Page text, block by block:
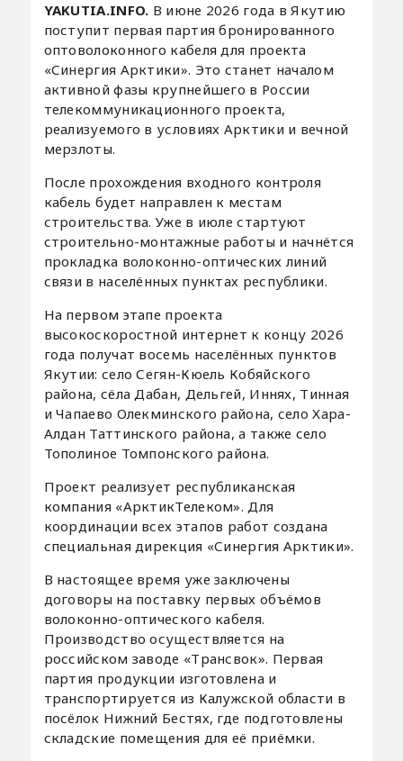
YAKUTIA.INFO. В июне 2026 года в Якутию
поступит первая партия бронированного
оптоволоконного кабеля для проекта
«Синергия Арктики». Это станет началом
активной фазы крупнейшего в России
телекоммуникационного проекта,
реализуемого в условиях Арктики и вечной
мерзлоты.
После прохождения входного контроля
кабель будет направлен к местам
строительства. Уже в июле стартуют
строительно-монтажные работы и начнётся
прокладка волоконно-оптических линий
связи в населённых пунктах республики.
На первом этапе проекта
высокоскоростной интернет к концу 2026
года получат восемь населённых пунктов
Якутии: село Сегян-Кюель Кобяйского
района, сёла Дабан, Дельгей, Иннях, Тинная
и Чапаево Олекминского района, село Хара-
Алдан Таттинского района, а также село
Тополиное Томпонского района.
Проект реализует республиканская
компания «АрктикТелеком». Для
координации всех этапов работ создана
специальная дирекция «Синергия Арктики».
В настоящее время уже заключены
договоры на поставку первых объёмов
волоконно-оптического кабеля.
Производство осуществляется на
российском заводе «Трансвок». Первая
партия продукции изготовлена и
транспортируется из Калужской области в
посёлок Нижний Бестях, где подготовлены
складские помещения для её приёмки.